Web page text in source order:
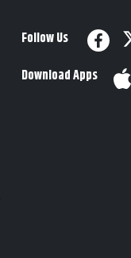
Follow Us
Download Apps